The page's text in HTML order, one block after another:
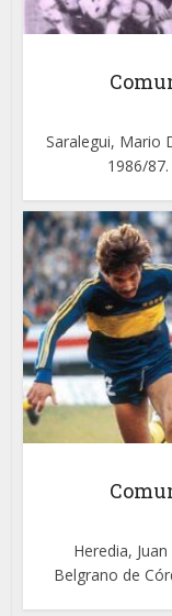
Saralegui, Mario
1986/
Heredia,
Belgrano de